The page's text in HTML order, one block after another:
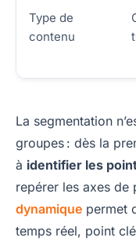
Type de
contenu
La segmentation
groupes : dès la
à identifier les
repérer les axes de
dynamique permet
temps réel, point